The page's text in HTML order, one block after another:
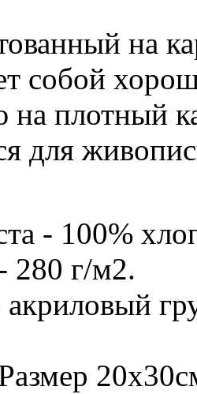
на
собой
на плотный
для
- 100%
280 г/м2.